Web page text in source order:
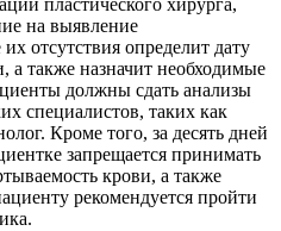
пластического хирурга,
на выявление
отсутствия определит дату
а также назначит необходимые
должны сдать анализы
специалистов, таких как
Кроме того, за десять дней
запрещается принимать
крови, а также
рекомендуется пройти